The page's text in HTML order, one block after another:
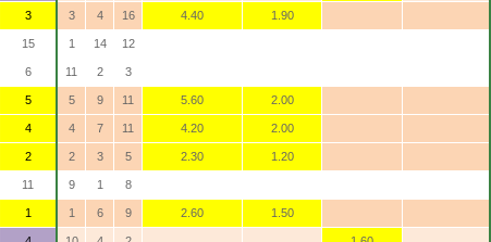
3 3 4 16 4.40 1.90
15 1 14 12
6 11 2 3
5 5 9 11 5.60 2.00
4 4 7 11 4.20 2.00
2 2 3 5 2.30 1.20
11 9 1 8
1 1 6 9 2.60 1.50